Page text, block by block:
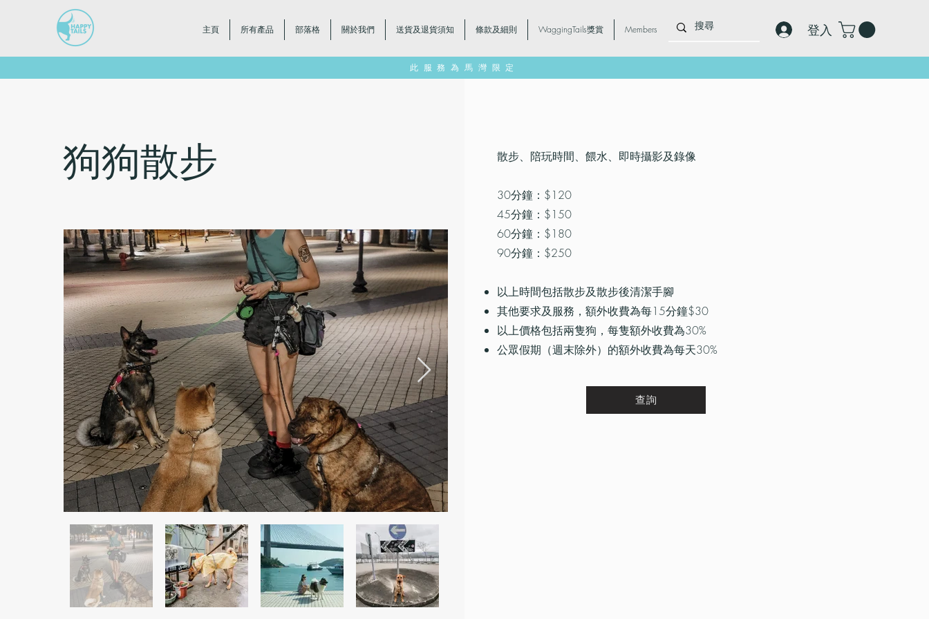
主頁 所有產品 部落格 關於我們 送貨及退貨須知 條款及細則 WaggingTails獎賞 Members 登入
此服務為馬灣限定
狗狗散步 散步、陪玩時間、餵水、即時攝影及錄像
30分鐘：$120
45分鐘：$150
60分鐘：$180
90分鐘：$250
以上時間包括散步及散步後清潔手腳
其他要求及服務，額外收費為每15分鐘$30
以上價格包括兩隻狗，每隻額外收費為30%
公眾假期（週末除外）的額外收費為每天30%
查詢